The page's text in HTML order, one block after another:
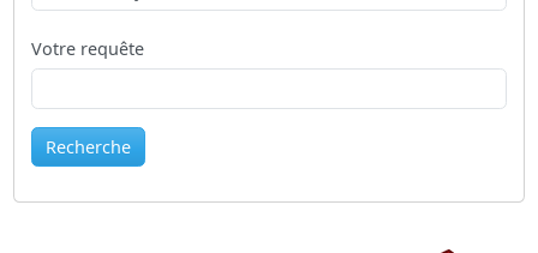
Votre requête
Recherche